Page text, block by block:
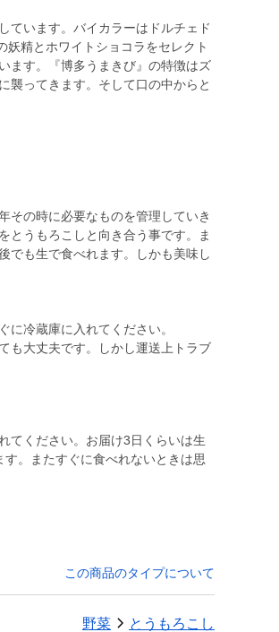
ています。バイカラーはドルチェド
妖精とホワイトショコラをセレクト
ます。『博多うまきび』の特徴はズ
襲ってきます。そして口の中からと
その時に必要なものを管理していき
とうもろこしと向き合う事です。ま
でも生で食べれます。しかも美味し
に冷蔵庫に入れてください。
も大丈夫です。しかし運送上トラブ
てください。お届け3日くらいは生
。またすぐに食べれないときは思
この商品のタイプについて
野菜 とうもろこし